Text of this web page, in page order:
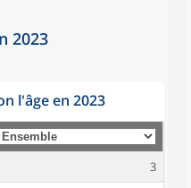
2023
l'âge en 2023
3